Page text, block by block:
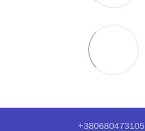
+380680473105